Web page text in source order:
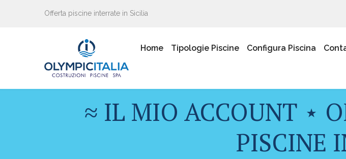
Offerta piscine interrate in Sicilia
Home Tipologie Piscine Configura Piscina
≈ IL MIO ACCOUNT ⋆
PISCINE